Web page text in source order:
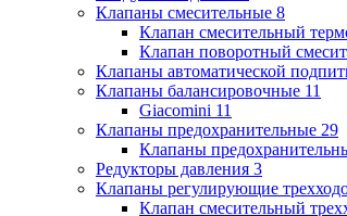
Клапаны cмесительные 8
Клапан cмесительный
Клапан поворотный
Клапаны автоматической
Клапаны балансировочные 11
Giacomini 11
Клапаны предохранительные 29
Клапаны
Редукторы давления 3
Клапаны регулирующие
Клапан смесительный